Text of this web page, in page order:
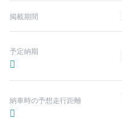
掲載期間
予定納期
納車時の予想走行距離